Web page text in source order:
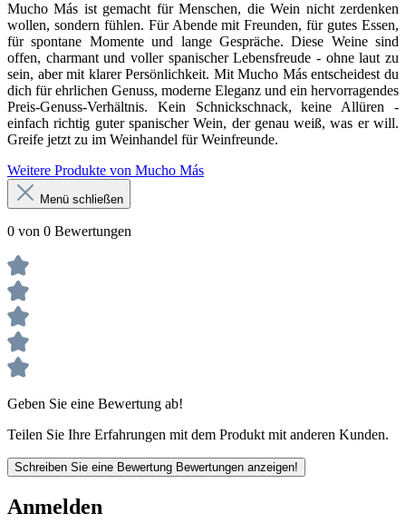
Mucho Más ist gemacht für Menschen, die Wein nicht zerdenken
wollen, sondern fühlen. Für Abende mit Freunden, für gutes Essen,
für spontane Momente und lange Gespräche. Diese Weine sind
offen, charmant und voller spanischer Lebensfreude - ohne laut zu
sein, aber mit klarer Persönlichkeit. Mit Mucho Más entscheidest du
dich für ehrlichen Genuss, moderne Eleganz und ein hervorragendes
Preis-Genuss-Verhältnis. Kein Schnickschnack, keine Allüren -
einfach richtig guter spanischer Wein, der genau weiß, was er will.
Greife jetzt zu im Weinhandel für Weinfreunde.
Weitere Produkte von Mucho Más
Menü schließen
0 von 0 Bewertungen
Geben Sie eine Bewertung ab!
Teilen Sie Ihre Erfahrungen mit dem Produkt mit anderen Kunden.
Schreiben Sie eine Bewertung Bewertungen anzeigen!
Anmelden